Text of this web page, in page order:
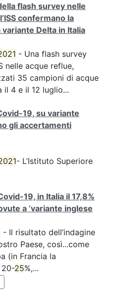
flash survey nelle
confermano la
Delta in Italia
- Una flash survey
nelle acque reflue,
35 campioni di acque
4 e il 12 luglio...
19, su variante
gli accertamenti
- L’Istituto Superiore
19, in Italia il 17,8%
a ‘variante inglese
- Il risultato dell’indagine
Paese, così...come
(in Francia la
20-25%,...